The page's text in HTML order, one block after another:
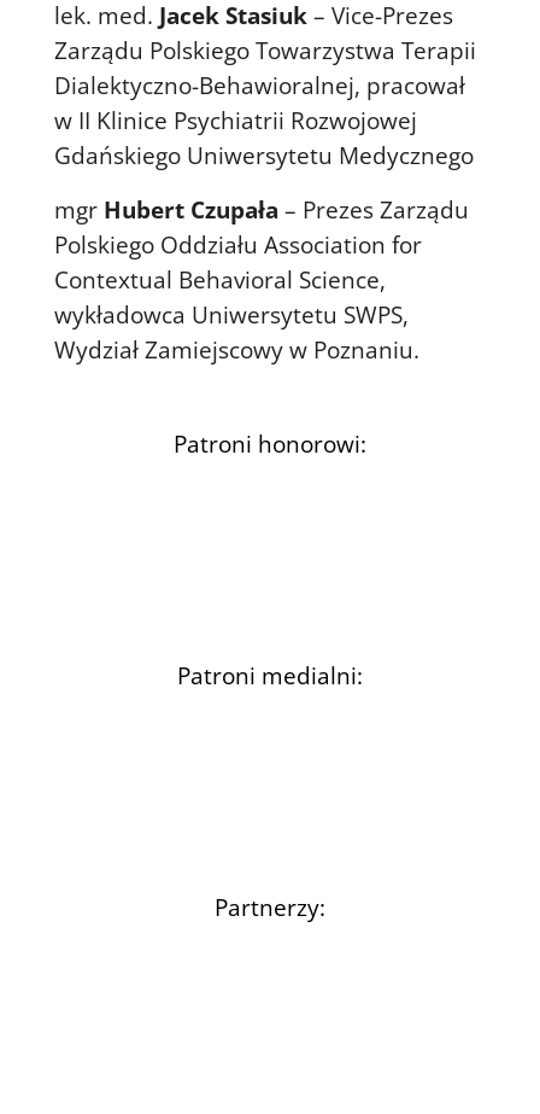
lek. med. Jacek Stasiuk– Vice-Prezes
Zarządu Polskiego Towarzystwa Terapii
Dialektyczno-Behawioralnej, pracował
w II Klinice Psychiatrii Rozwojowej
Gdańskiego Uniwersytetu Medycznego
mgrHubert Czupała – Prezes Zarządu
Polskiego Oddziału Association for
Contextual Behavioral Science,
wykładowca Uniwersytetu SWPS,
Wydział Zamiejscowy w Poznaniu.
Patroni honorowi:
Patroni medialni:
Partnerzy: